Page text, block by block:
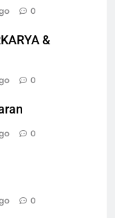
0
&
0
0
0